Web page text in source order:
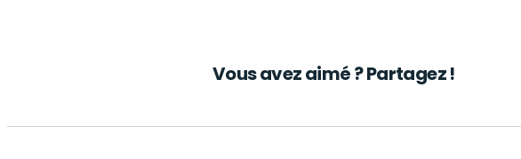
Vous avez aimé ? Partagez !